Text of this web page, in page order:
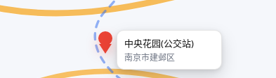
中央花园(公交站)
南京市建邺区